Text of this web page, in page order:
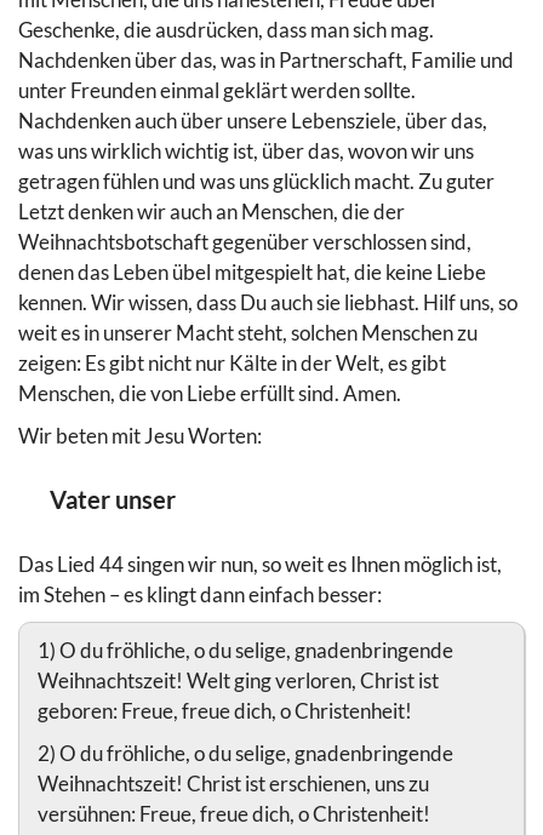
Geschenke, die ausdrücken, dass man sich mag.
Nachdenken über das, was in Partnerschaft, Familie und
unter Freunden einmal geklärt werden sollte.
Nachdenken auch über unsere Lebensziele, über das,
was uns wirklich wichtig ist, über das, wovon wir uns
getragen fühlen und was uns glücklich macht. Zu guter
Letzt denken wir auch an Menschen, die der
Weihnachtsbotschaft gegenüber verschlossen sind,
denen das Leben übel mitgespielt hat, die keine Liebe
kennen. Wir wissen, dass Du auch sie liebhast. Hilf uns, so
weit es in unserer Macht steht, solchen Menschen zu
zeigen: Es gibt nicht nur Kälte in der Welt, es gibt
Menschen, die von Liebe erfüllt sind. Amen.
Wir beten mit Jesu Worten:
Vater unser
Das Lied 44 singen wir nun, so weit es Ihnen möglich ist,
im Stehen – es klingt dann einfach besser:
1) O du fröhliche, o du selige, gnadenbringende
Weihnachtszeit! Welt ging verloren, Christ ist
geboren: Freue, freue dich, o Christenheit!
2) O du fröhliche, o du selige, gnadenbringende
Weihnachtszeit! Christ ist erschienen, uns zu
versühnen: Freue, freue dich, o Christenheit!